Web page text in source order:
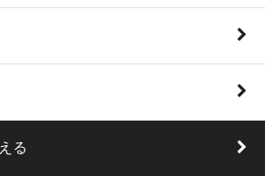
る